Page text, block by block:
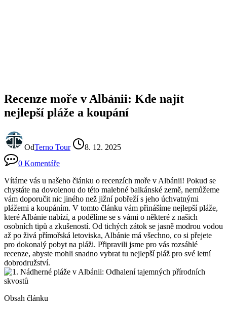
Recenze moře v Albánii: Kde najít
nejlepší pláže a koupání
OdTerno Tour
8. 12. 2025
0 Komentáře
Vítáme ​vás u našeho článku o ⁣recenzích moře⁤ v Albánii! ​Pokud⁤ se
chystáte ⁣na dovolenou‌ do této ⁢malebné balkánské země, nemůžeme
vám doporučit nic jiného než jižní pobřeží s jeho úchvatnými
plážemi a koupáním. V ​tomto článku⁢ vám přinášíme ​nejlepší ​pláže,
které Albánie nabízí, ‌a podělíme se s vámi‍ o některé⁢ z našich
osobních tipů a zkušeností.‌ Od tichých zátok se ‍jasně modrou vodou⁤
až po živá přímořská letoviska, Albánie má všechno, co si přejete‍
pro dokonalý pobyt na pláži. Připravili jsme pro ​vás‍ rozsáhlé
recenze, abyste⁣ mohli‌ snadno vybrat tu⁢ nejlepší pláž pro ⁤své letní​
dobrodružství.
Obsah článku